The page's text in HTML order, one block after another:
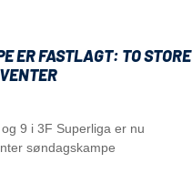
ER FASTLAGT: TO STORE
9 i 3F Superliga er nu
søndagskampe